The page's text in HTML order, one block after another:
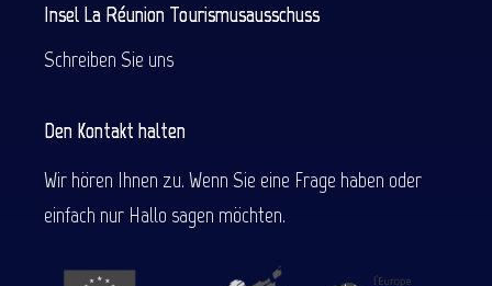
Insel La Réunion Tourismusausschuss
Schreiben Sie uns
Den Kontakt halten
Wir hören Ihnen zu. Wenn Sie eine Frage haben oder
einfach nur Hallo sagen möchten.